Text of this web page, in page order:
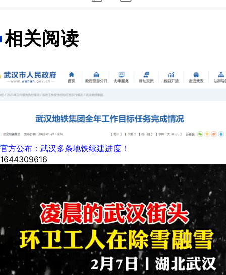
相关阅读
官方公布：武汉多条地铁续建进度！
1644309616